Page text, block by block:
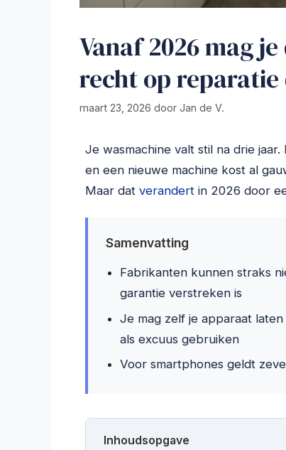
Vanaf 2026 mag
recht op
maart 23, 2026 door Jan de V.
Je wasmachine valt stil na drie
en een nieuwe machine kost al
Maar dat verandert in 2026 door
Samenvatting
Fabrikanten kunnen straks
garantie verstreken is
Je mag zelf je apparaat
als excuus gebruiken
Voor smartphones geldt
Inhoudsopgave